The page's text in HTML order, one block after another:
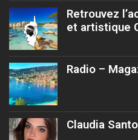
Retrouvez
et artistique
Radio –
Claudia